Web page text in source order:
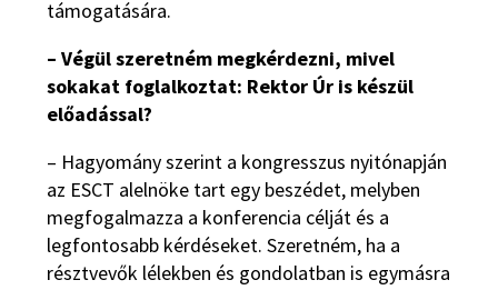
támogatására.
– Végül szeretném megkérdezni, mivel
sokakat foglalkoztat: Rektor Úr is készül
előadással?
– Hagyomány szerint a kongresszus nyitónapján
az ESCT alelnöke tart egy beszédet, melyben
megfogalmazza a konferencia célját és a
legfontosabb kérdéseket. Szeretném, ha a
résztvevők lélekben és gondolatban is egymásra